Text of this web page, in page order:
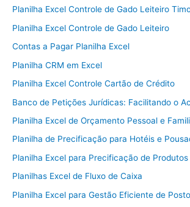
Planilha Excel Controle de Gado Leiteiro
Planilha Excel Controle de Gado Leiteiro
Contas a Pagar Planilha Excel
Planilha CRM em Excel
Planilha Excel Controle Cartão de Crédito
Banco de Petições Jurídicas: Facilitando o
Planilha Excel de Orçamento Pessoal e
Planilha de Precificação para Hotéis e
Planilha Excel para Precificação de
Planilhas Excel de Fluxo de Caixa
Planilha Excel para Gestão Eficiente de